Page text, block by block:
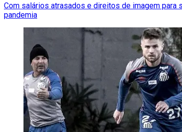
Com salários atrasados e direitos de imagem para
pandemia